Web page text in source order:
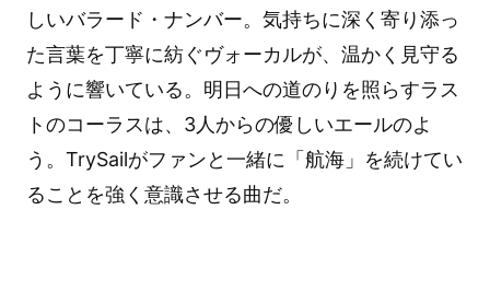
しいバラード・ナンバー。気持ちに深く寄り添っ
た言葉を丁寧に紡ぐヴォーカルが、温かく見守る
ように響いている。明日への道のりを照らすラス
トのコーラスは、3人からの優しいエールのよ
う。TrySailがファンと一緒に「航海」を続けてい
ることを強く意識させる曲だ。